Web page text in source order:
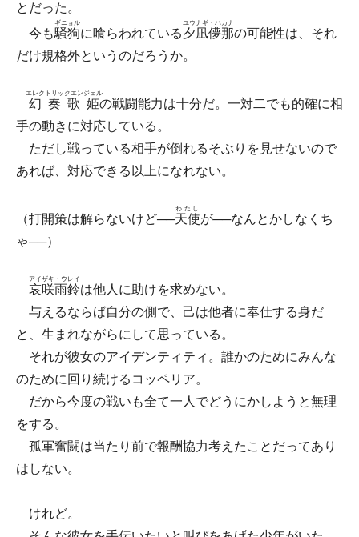
とだった。
今も騒狗
ギニョル
に喰らわれている夕凪儚那
ユウナギ・ハカナ
の可能性は、それ
だけ規格外というのだろうか。
幻奏歌姫
エレクトリックエンジェル
の戦闘能力は十分だ。一対二でも的確に相
手の動きに対応している。
ただし戦っている相手が倒れるそぶりを見せないので
あれば、対応できる以上になれない。
（打開策は解らないけど──天使
わたし
が──なんとかしなくち
ゃ──）
哀咲雨鈴
アイザキ・ウレイ
は他人に助けを求めない。
与えるならば自分の側で、己は他者に奉仕する身だ
と、生まれながらにして思っている。
それが彼女のアイデンティティ。誰かのためにみんな
のために回り続けるコッペリア。
だから今度の戦いも全て一人でどうにかしようと無理
をする。
孤軍奮闘は当たり前で報酬協力考えたことだってあり
はしない。
けれど。